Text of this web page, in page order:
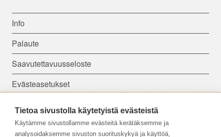
Info
Palaute
Saavutettavuusseloste
Evästeasetukset
Seuraa meitä:
Tietoa sivustolla käytetyistä evästeistä
Käytämme sivustollamme evästeitä kerätäksemme ja
analysoidaksemme sivuston suorituskykyä ja käyttöä,